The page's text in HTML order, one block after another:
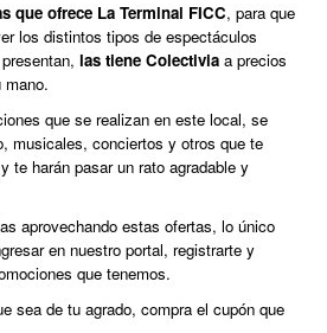
que ofrece La Terminal FICC, para que
los distintos tipos de espectáculos
las tiene Colectivia a precios
mano.
que se realizan en este local, se
musicales, conciertos y otros que te
te harán pasar un rato agradable y
aprovechando estas ofertas, lo único
en nuestro portal, registrarte y
que tenemos.
sea de tu agrado, compra el cupón que